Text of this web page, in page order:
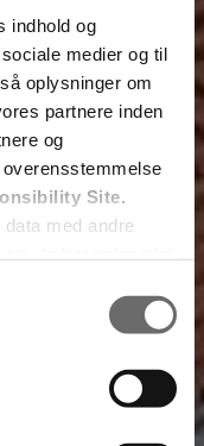
indhold og
medier og til
oplysninger om
partnere inden
og
Site.
med andre